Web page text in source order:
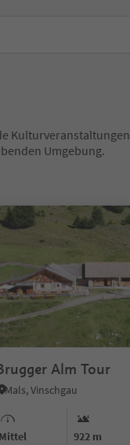
Kulturveranstaltungen
Umgebung.
Alm Tour
Mals, Vinschgau
Mittel 922 m